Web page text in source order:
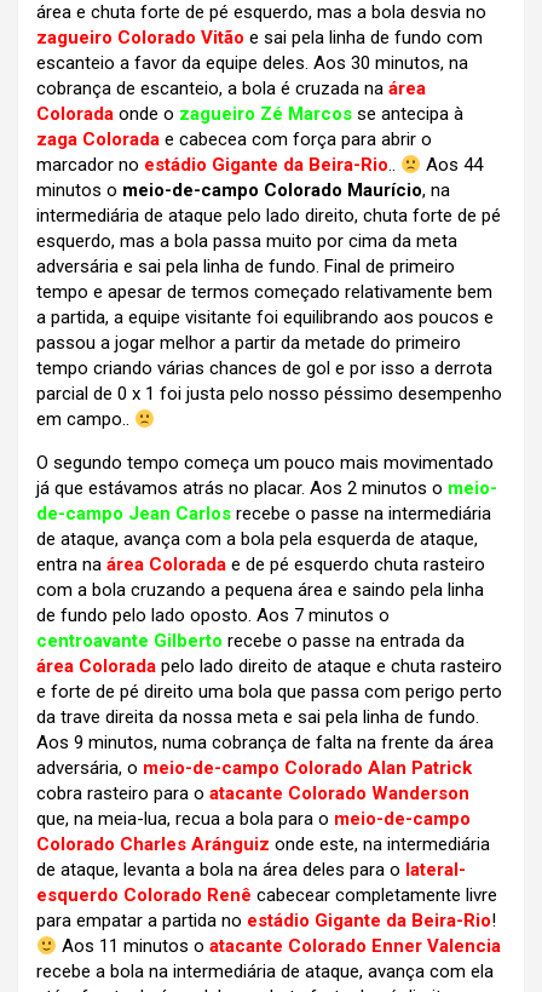
área e chuta forte de pé esquerdo, mas a bola desvia no
zagueiro Colorado Vitão e sai pela linha de fundo com
escanteio a favor da equipe deles. Aos 30 minutos, na
cobrança de escanteio, a bola é cruzada na área
Colorada onde o zagueiro Zé Marcos se antecipa à
zaga Colorada e cabecea com força para abrir o
marcador no estádio Gigante da Beira-Rio..
Aos 44
minutos o meio-de-campo Colorado Maurício, na
intermediária de ataque pelo lado direito, chuta forte de pé
esquerdo, mas a bola passa muito por cima da meta
adversária e sai pela linha de fundo. Final de primeiro
tempo e apesar de termos começado relativamente bem
a partida, a equipe visitante foi equilibrando aos poucos e
passou a jogar melhor a partir da metade do primeiro
tempo criando várias chances de gol e por isso a derrota
parcial de 0 x 1 foi justa pelo nosso péssimo desempenho
em campo..
O segundo tempo começa um pouco mais movimentado
já que estávamos atrás no placar. Aos 2 minutos o meio-
de-campo Jean Carlos recebe o passe na intermediária
de ataque, avança com a bola pela esquerda de ataque,
entra na área Colorada e de pé esquerdo chuta rasteiro
com a bola cruzando a pequena área e saindo pela linha
de fundo pelo lado oposto. Aos 7 minutos o
centroavante Gilberto recebe o passe na entrada da
área Colorada pelo lado direito de ataque e chuta rasteiro
e forte de pé direito uma bola que passa com perigo perto
da trave direita da nossa meta e sai pela linha de fundo.
Aos 9 minutos, numa cobrança de falta na frente da área
adversária, o meio-de-campo Colorado Alan Patrick
cobra rasteiro para o atacante Colorado Wanderson
que, na meia-lua, recua a bola para o meio-de-campo
Colorado Charles Aránguiz onde este, na intermediária
de ataque, levanta a bola na área deles para o lateral-
esquerdo Colorado Renê cabecear completamente livre
para empatar a partida no estádio Gigante da Beira-Rio!
Aos 11 minutos oatacante Colorado Enner Valencia
recebe a bola na intermediária de ataque, avança com ela